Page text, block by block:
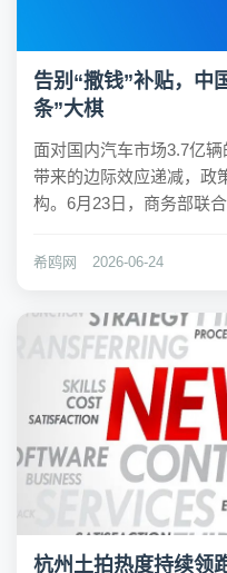
告别“撒钱”补贴，中
条”大棋
面对国内汽车市场3.7亿
带来的边际效应递减，政
构。6月23日，商务部联
转向。这一转变不再局限
希鸥网 2026-06-24
杭州土拍热度持续领